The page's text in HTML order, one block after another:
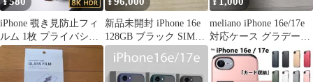
¥
iPhone 覗き見防止フィ
ルム 1枚 プライバシー
保護 ガラスフィルム 強
化ガラス 全面保護 保護
フィルム スマホフィル
¥
新品未開封 iPhone 16e
128GB ブラック SIMフ
リー 本体
¥
meliano iPhone 16e/17e
対応ケース グラデーシ
ョン